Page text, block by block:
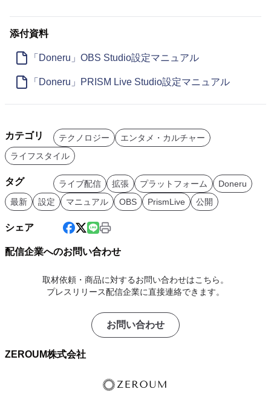
添付資料
「Doneru」OBS Studio設定マニュアル
「Doneru」PRISM Live Studio設定マニュアル
カテゴリ テクノロジー
エンタメ・カルチャー
ライフスタイル
タグ ライブ配信 拡張 プラットフォーム
Doneru
最新
設定 マニュアル OBS PrismLive 公開
シェア
配信企業へのお問い合わせ
取材依頼・商品に対するお問い合わせはこちら。
プレスリリース配信企業に直接連絡できます。
お問い合わせ
ZEROUM株式会社